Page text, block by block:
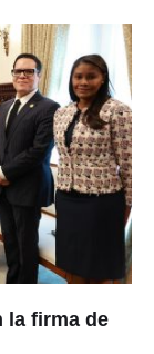
la firma de